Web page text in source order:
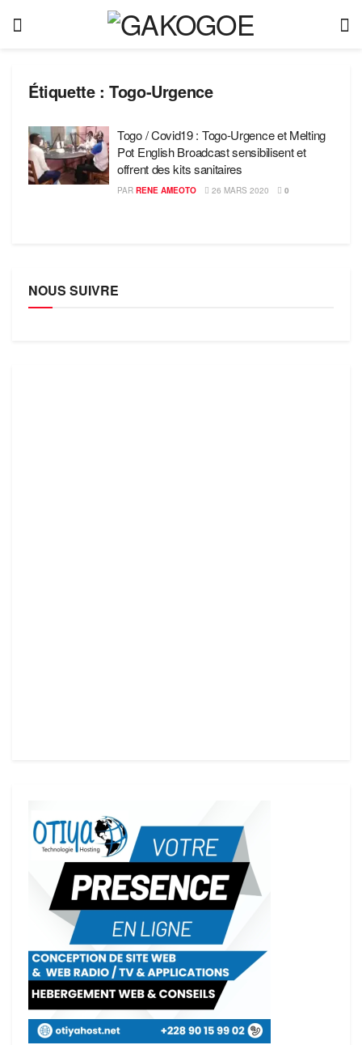
Étiquette :Togo-Urgence
Togo / Covid19 : Togo-Urgence et Melting
Pot English Broadcast sensibilisent et
offrent des kits sanitaires
PAR RENE AMEOTO 26 MARS 2020 0
NOUS SUIVRE